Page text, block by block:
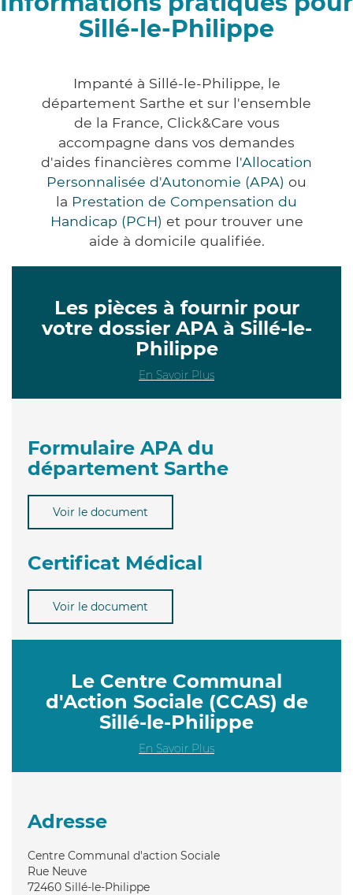
Sillé-le-Philippe
Impanté à Sillé-le-Philippe, le
département Sarthe et sur l'ensemble
de la France, Click&Care vous
accompagne dans vos demandes
d'aides financières comme l'Allocation
Personnalisée d'Autonomie (APA) ou
la Prestation de Compensation du
Handicap (PCH) et pour trouver une
aide à domicile qualifiée.
Les pièces à fournir pour
votre dossier APA à Sillé-le-
Philippe
En Savoir Plus
Formulaire APA du
département Sarthe
Voir le document
Certificat Médical
Voir le document
Le Centre Communal
d'Action Sociale (CCAS) de
Sillé-le-Philippe
En Savoir Plus
Adresse
Centre Communal d'action Sociale
Rue Neuve
72460 Sillé-le-Philippe